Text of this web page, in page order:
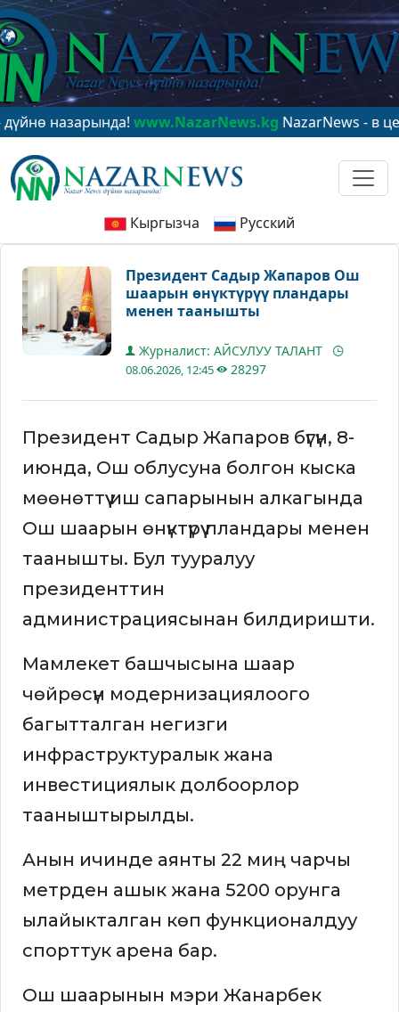
www.NazarNews.kgNazarNews - в центре
Кыргызча Русский
Президент Садыр Жапаров Ош
шаарын өнүктүрүү пландары
менен таанышты
Журналист: АЙСУЛУУ ТАЛАНТ
08.06.2026, 12:45 28297
Президент Садыр Жапаров бүгүн, 8-
июнда, Ош облусуна болгон кыска
мөөнөттүү иш сапарынын алкагында
Ош шаарын өнүктүрүү пландары менен
таанышты. Бул тууралуу
президенттин
администрациясынан билдиришти.
Мамлекет башчысына шаар
чөйрөсүн модернизациялоого
багытталган негизги
инфраструктуралык жана
инвестициялык долбоорлор
тааныштырылды.
Анын ичинде аянты 22 миң чарчы
метрден ашык жана 5200 орунга
ылайыкталган көп функционалдуу
спорттук арена бар.
Ош шаарынын мэри Жанарбек